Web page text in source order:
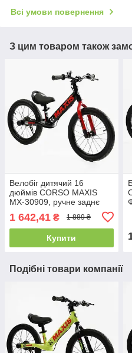
Всі умови повернення
З цим товаром також
Велобіг дитячий 16
дюймів CORSO MAXIS
MX-30909, ручне заднє
гальмо, підніжка, дзвінок,
біговел
1 642,41 ₴ 1 889 ₴
Купити
Подібні товари компанії